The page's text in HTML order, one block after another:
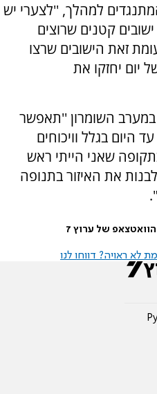
למהלך, ''לצערי יש
קטנים שרוצים
זאת הישובים שרצו
יום יחזקו את
השומרון ''תאפשר
היום בגלל וויכוחים
שאני הייתי ראש
את האיזור בתנופה
של ערוץ 7
לא ראויה? דווחו לנו